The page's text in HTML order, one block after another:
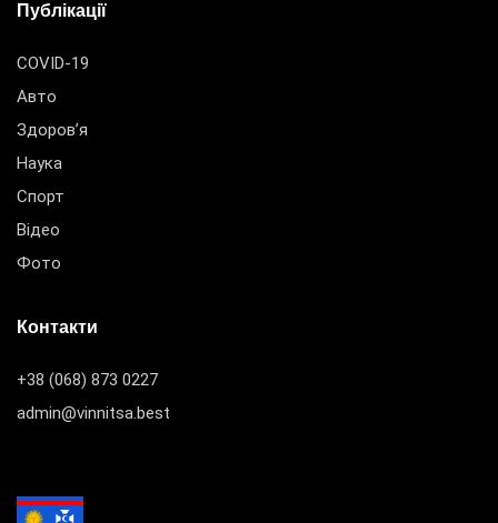
Публікації
COVID-19
Авто
Здоров’я
Наука
Спорт
Відео
Фото
Контакти
+38 (068) 873 0227
admin@vinnitsa.best